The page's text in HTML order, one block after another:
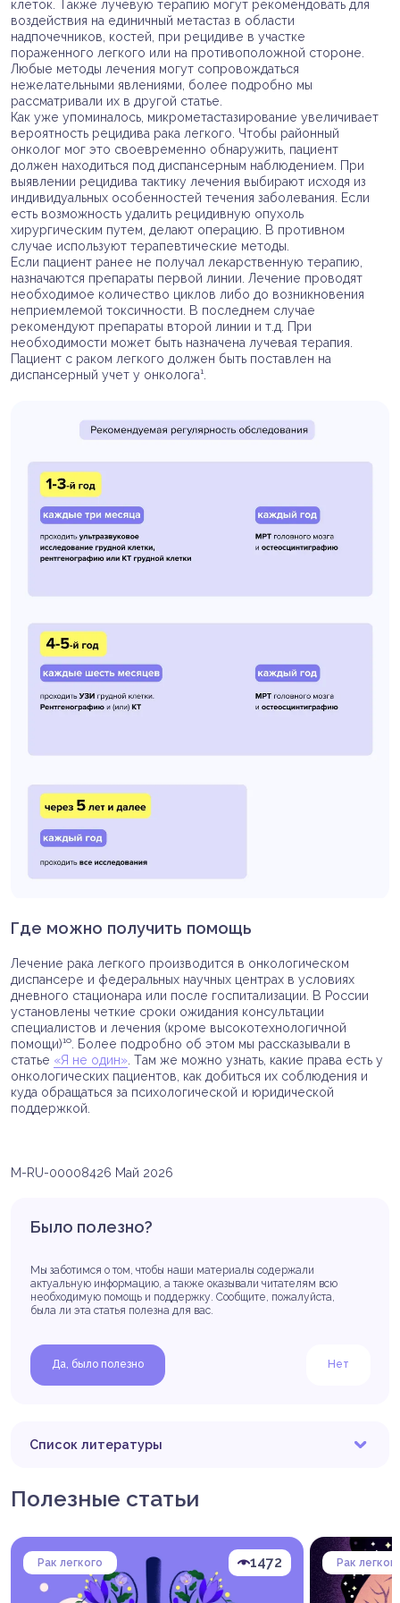
клеток. Также лучевую терапию могут рекомендовать для
воздействия на единичный метастаз в области
надпочечников, костей, при рецидиве в участке
пораженного легкого или на противоположной стороне.
Любые методы лечения могут сопровождаться
нежелательными явлениями, более подробно мы
рассматривали их в другой статье.
Как уже упоминалось, микрометастазирование увеличивает
вероятность рецидива рака легкого. Чтобы районный
онколог мог это своевременно обнаружить, пациент
должен находиться под диспансерным наблюдением. При
выявлении рецидива тактику лечения выбирают исходя из
индивидуальных особенностей течения заболевания. Если
есть возможность удалить рецидивную опухоль
хирургическим путем, делают операцию. В противном
случае используют терапевтические методы.
Если пациент ранее не получал лекарственную терапию,
назначаются препараты первой линии. Лечение проводят
необходимое количество циклов либо до возникновения
неприемлемой токсичности. В последнем случае
рекомендуют препараты второй линии и т.д. При
необходимости может быть назначена лучевая терапия.
Пациент с раком легкого должен быть поставлен на
диспансерный учет у онколога¹.
Где можно получить помощь
Лечение рака легкого производится в онкологическом
диспансере и федеральных научных центрах в условиях
дневного стационара или после госпитализации. В России
установлены четкие сроки ожидания консультации
специалистов и лечения (кроме высокотехнологичной
помощи)¹⁰. Более подробно об этом мы рассказывали в
статье «Я не один» . Там же можно узнать, какие права есть у
онкологических пациентов, как добиться их соблюдения и
куда обращаться за психологической и юридической
поддержкой.
M-RU-00008426 Май 2026
Было полезно?
Мы заботимся о том, чтобы наши материалы содержали
актуальную информацию, а также оказывали читателям всю
необходимую помощь и поддержку. Сообщите, пожалуйста,
была ли эта статья полезна для вас.
Да, было полезно Нет
Список литературы
новообразование бронхов и легкого» /
Ассоциация онкологов России, Российское
30_5. — Электронный ресурс. — URL:
https://cr.minzdrav.gov.ru/preview-cr/30_5
(дата
обращения: 25.06.2026).
Popper H.H. Progression and metastasis of lung
Полезные статьи
Рак легкого 1472 Рак